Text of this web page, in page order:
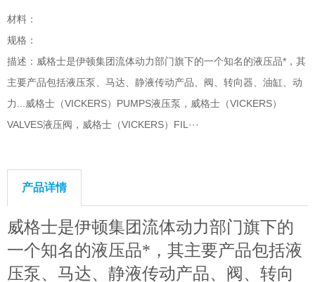
材料：
规格：
描述：威格士是伊顿集团流体动力部门旗下的一个知名的液压品*，其
主要产品包括液压泵、马达、静液传动产品、阀、转向器、油缸、动
力...威格士（VICKERS）PUMPS液压泵，威格士（VICKERS）
VALVES液压阀，威格士（VICKERS）FIL···
产品详情
威格士是伊顿集团流体动力部门旗下的
一个知名的液压品*，其主要产品包括液
压泵、马达、静液传动产品、阀、转向